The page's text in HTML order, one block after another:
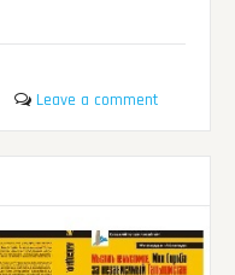
Leave a comment